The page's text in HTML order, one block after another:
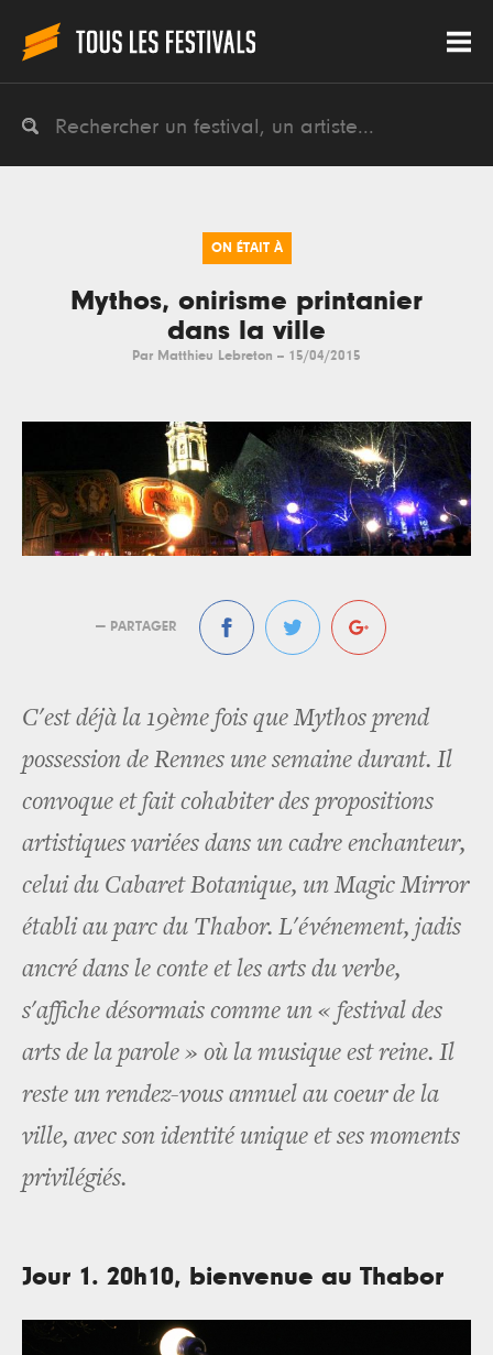
ON ÉTAIT À
Mythos, onirisme printanier
dans la ville
Par Matthieu Lebreton -- 15/04/2015
— PARTAGER
C'est déjà la 19ème fois que Mythos prend
possession de Rennes une semaine durant. Il
convoque et fait cohabiter des propositions
artistiques variées dans un cadre enchanteur,
celui du Cabaret Botanique, un Magic Mirror
établi au parc du Thabor. L'événement, jadis
ancré dans le conte et les arts du verbe,
s'affiche désormais comme un « festival des
arts de la parole » où la musique est reine. Il
reste un rendez­-vous annuel au coeur de la
ville, avec son identité unique et ses moments
privilégiés.
Jour 1. 20h10, bienvenue au Thabor